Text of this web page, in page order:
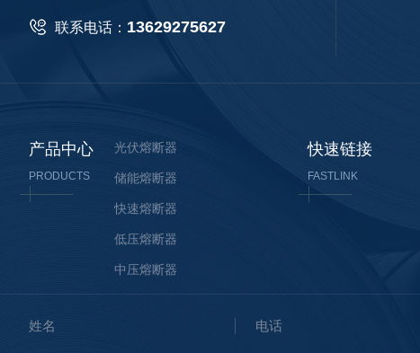
联系电话： 13629275627
产品中心
PRODUCTS
光伏熔断器
储能熔断器
快速熔断器
低压熔断器
中压熔断器
快速链接
FASTLINK